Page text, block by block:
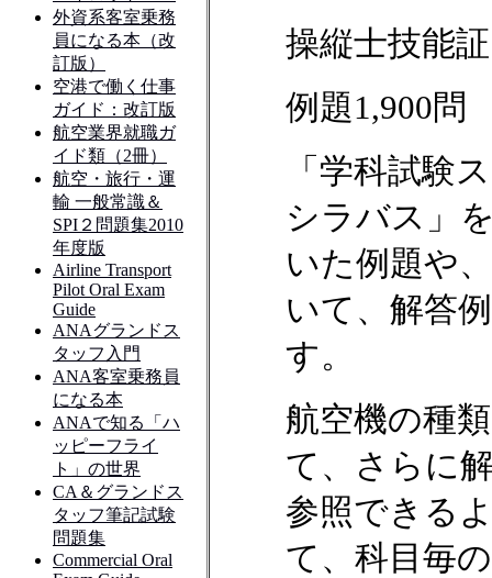
操縦士技能
例題1,900問
「学科試験
シラバス」
いた例題や
いて、解答
す。
航空機の種
て、さらに
参照できる
て、科目毎